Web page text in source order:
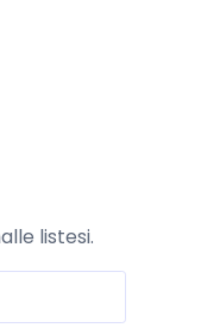
listesi.